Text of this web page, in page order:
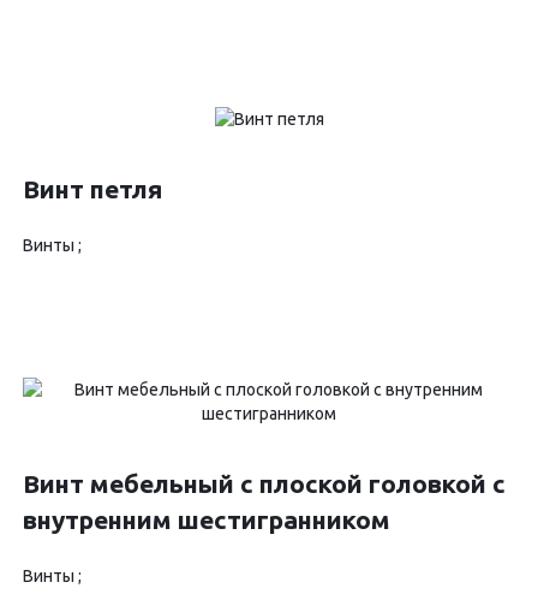
Винт петля
Винты ;
Винт мебельный с плоской головкой с
внутренним шестигранником
Винты ;